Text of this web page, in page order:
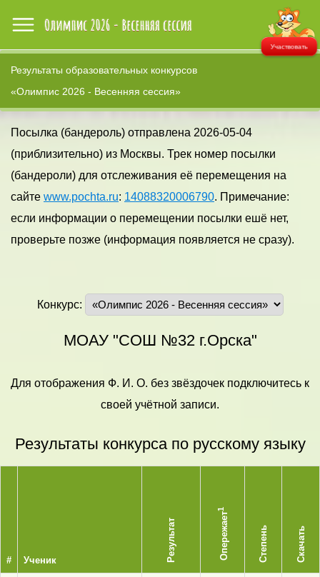
Участвовать
Результаты образовательных конкурсов
«Олимпис 2026 - Весенняя сессия»
Посылка (бандероль) отправлена 2026-05-04
(приблизительно) из Москвы. Трек номер посылки
(бандероли) для отслеживания её перемещения на
сайте www.pochta.ru: 14088320006790. Примечание:
если информации о перемещении посылки ешё нет,
проверьте позже (информация появляется не сразу).
Конкурс:
МОАУ "СОШ №32 г.Орска"
Для отображения Ф. И. О. без звёздочек подключитесь к
своей учётной записи.
Результаты конкурса по русскому языку
# Ученик Результат Опережает
1
Степень Скачать